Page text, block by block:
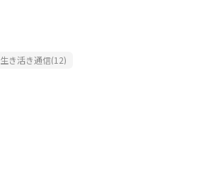
生き活き通信(12)